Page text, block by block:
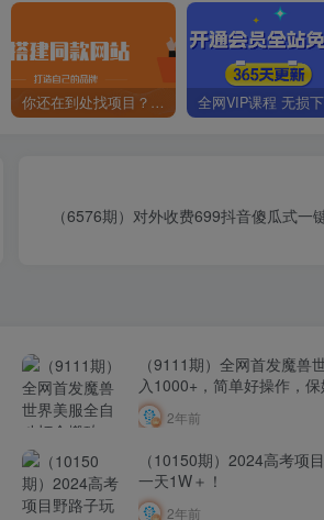
你还在到处找项目？还在当韭菜？我靠卖项目一个月收入5万+，曾经我也是个失败者。
（6576期）对外收费699抖音傻瓜式
（9111期）全网首发魔兽
入1000+，简单好操作，
2年前
（10150期）2024高考项
一天1W＋！
2年前